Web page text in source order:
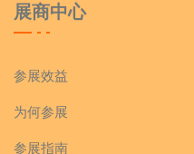
展商中心
参展效益
为何参展
参展指南